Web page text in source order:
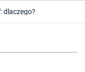
dlaczego?